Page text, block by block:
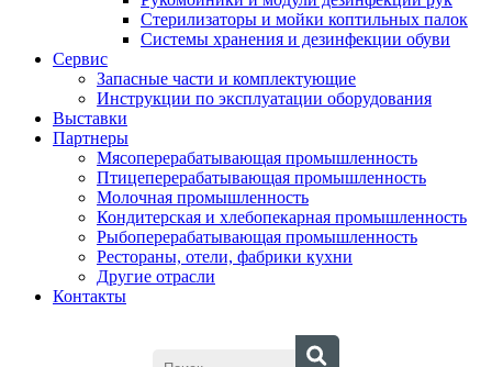
Стерилизаторы и мойки коптильных палок
Системы хранения и дезинфекции обуви
Сервис
Запасные части и комплектующие
Инструкции по эксплуатации оборудования
Выставки
Партнеры
Мясоперерабатывающая промышленность
Птицеперерабатывающая промышленность
Молочная промышленность
Кондитерская и хлебопекарная промышленность
Рыбоперерабатывающая промышленность
Рестораны, отели, фабрики кухни
Другие отрасли
Контакты